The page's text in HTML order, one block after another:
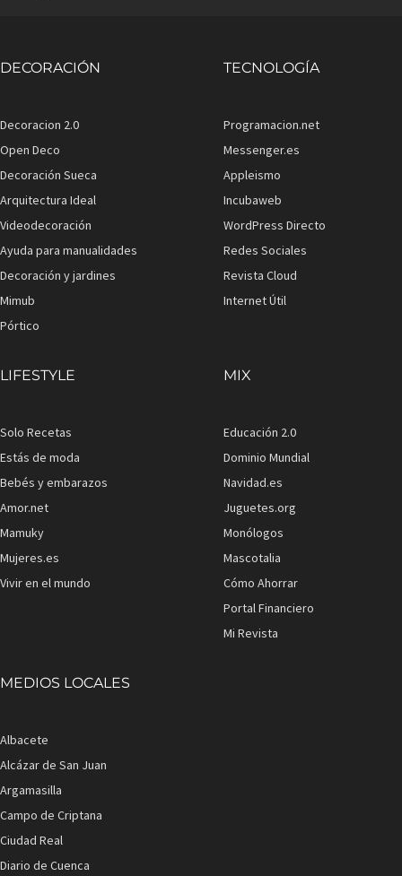
DECORACIÓN
Decoracion 2.0
Open Deco
Decoración Sueca
Arquitectura Ideal
Videodecoración
Ayuda para manualidades
Decoración y jardines
Mimub
Pórtico
TECNOLOGÍA
Programacion.net
Messenger.es
Appleismo
Incubaweb
WordPress Directo
Redes Sociales
Revista Cloud
Internet Útil
LIFESTYLE
Solo Recetas
Estás de moda
Bebés y embarazos
Amor.net
Mamuky
Mujeres.es
Vivir en el mundo
MIX
Educación 2.0
Dominio Mundial
Navidad.es
Juguetes.org
Monólogos
Mascotalia
Cómo Ahorrar
Portal Financiero
Mi Revista
MEDIOS LOCALES
Albacete
Alcázar de San Juan
Argamasilla
Campo de Criptana
Ciudad Real
Diario de Cuenca